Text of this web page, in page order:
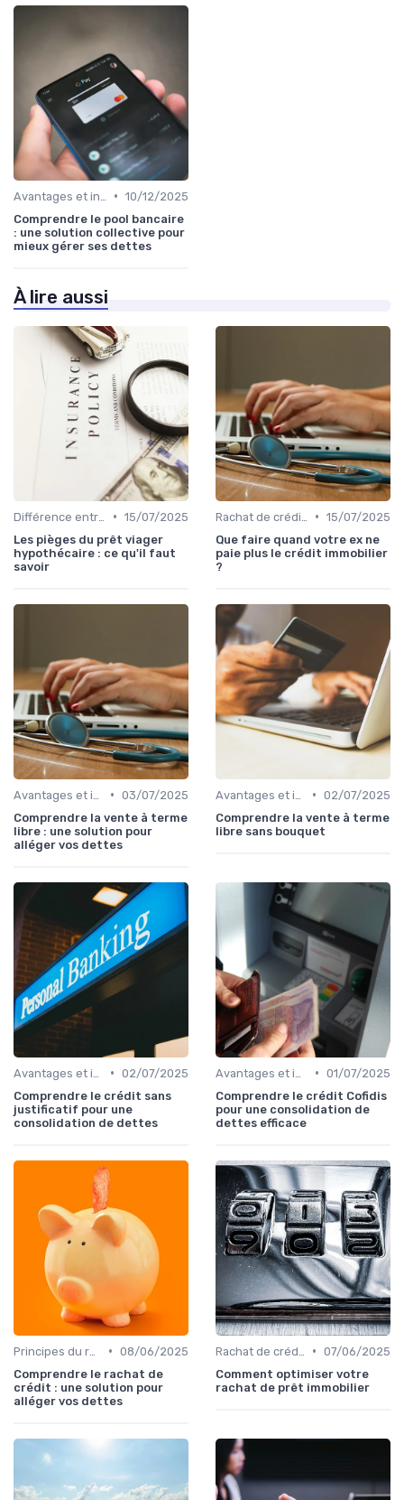
• 10/12/2025
Comprendre le pool bancaire
: une solution collective pour
mieux gérer ses dettes
À lire aussi
• 15/07/2025
Les pièges du prêt viager
hypothécaire : ce qu'il faut
savoir
• 15/07/2025
Que faire quand votre ex ne
paie plus le crédit immobilier
?
• 03/07/2025
Comprendre la vente à terme
libre : une solution pour
alléger vos dettes
• 02/07/2025
Comprendre la vente à terme
libre sans bouquet
• 02/07/2025
Comprendre le crédit sans
justificatif pour une
consolidation de dettes
• 01/07/2025
Comprendre le crédit Cofidis
pour une consolidation de
dettes efficace
• 08/06/2025
Comprendre le rachat de
crédit : une solution pour
alléger vos dettes
• 07/06/2025
Comment optimiser votre
rachat de prêt immobilier